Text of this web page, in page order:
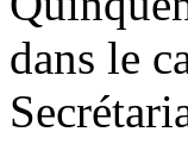
dans le